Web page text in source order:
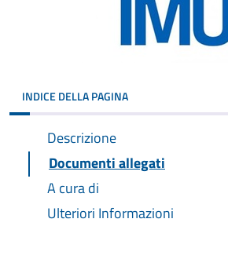
INDICE DELLA PAGINA
Descrizione
Documenti allegati
A cura di
Ulteriori Informazioni